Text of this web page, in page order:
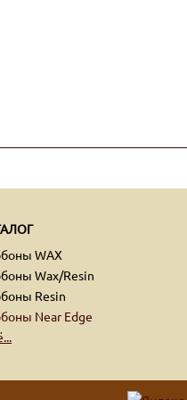
WAX
Wax/Resin
Resin
Near Edge